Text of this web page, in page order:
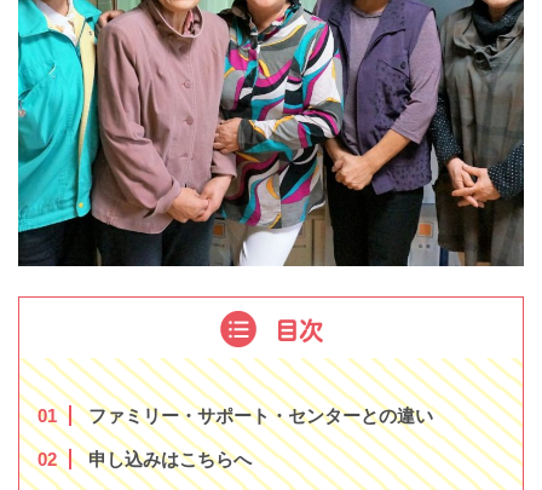
目次
1 ファミリー・サポート・センターとの違い
2 申し込みはこちらへ